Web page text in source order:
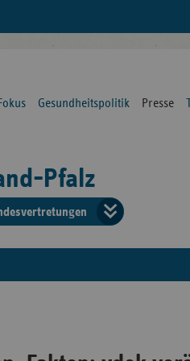
Gesundheitspolitik Presse
Pfalz
der